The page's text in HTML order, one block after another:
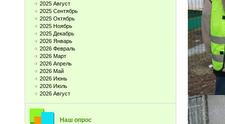
2025 Август
2025 Сентябрь
2025 Октябрь
2025 Ноябрь
2025 Декабрь
2026 Январь
2026 Февраль
2026 Март
2026 Апрель
2026 Май
2026 Июнь
2026 Июль
2026 Август
Наш опрос